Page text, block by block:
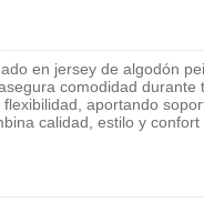
en jersey de algodón
comodidad
aportando
calidad, estilo y